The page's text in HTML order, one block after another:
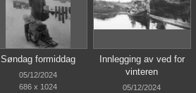
Søndag formiddag
05/12/2024
686 x 1024
Innlegging av ved for
vinteren
05/12/2024